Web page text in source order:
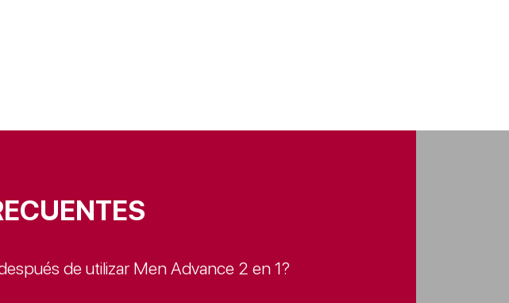
de utilizar Men Advance 2 en 1?